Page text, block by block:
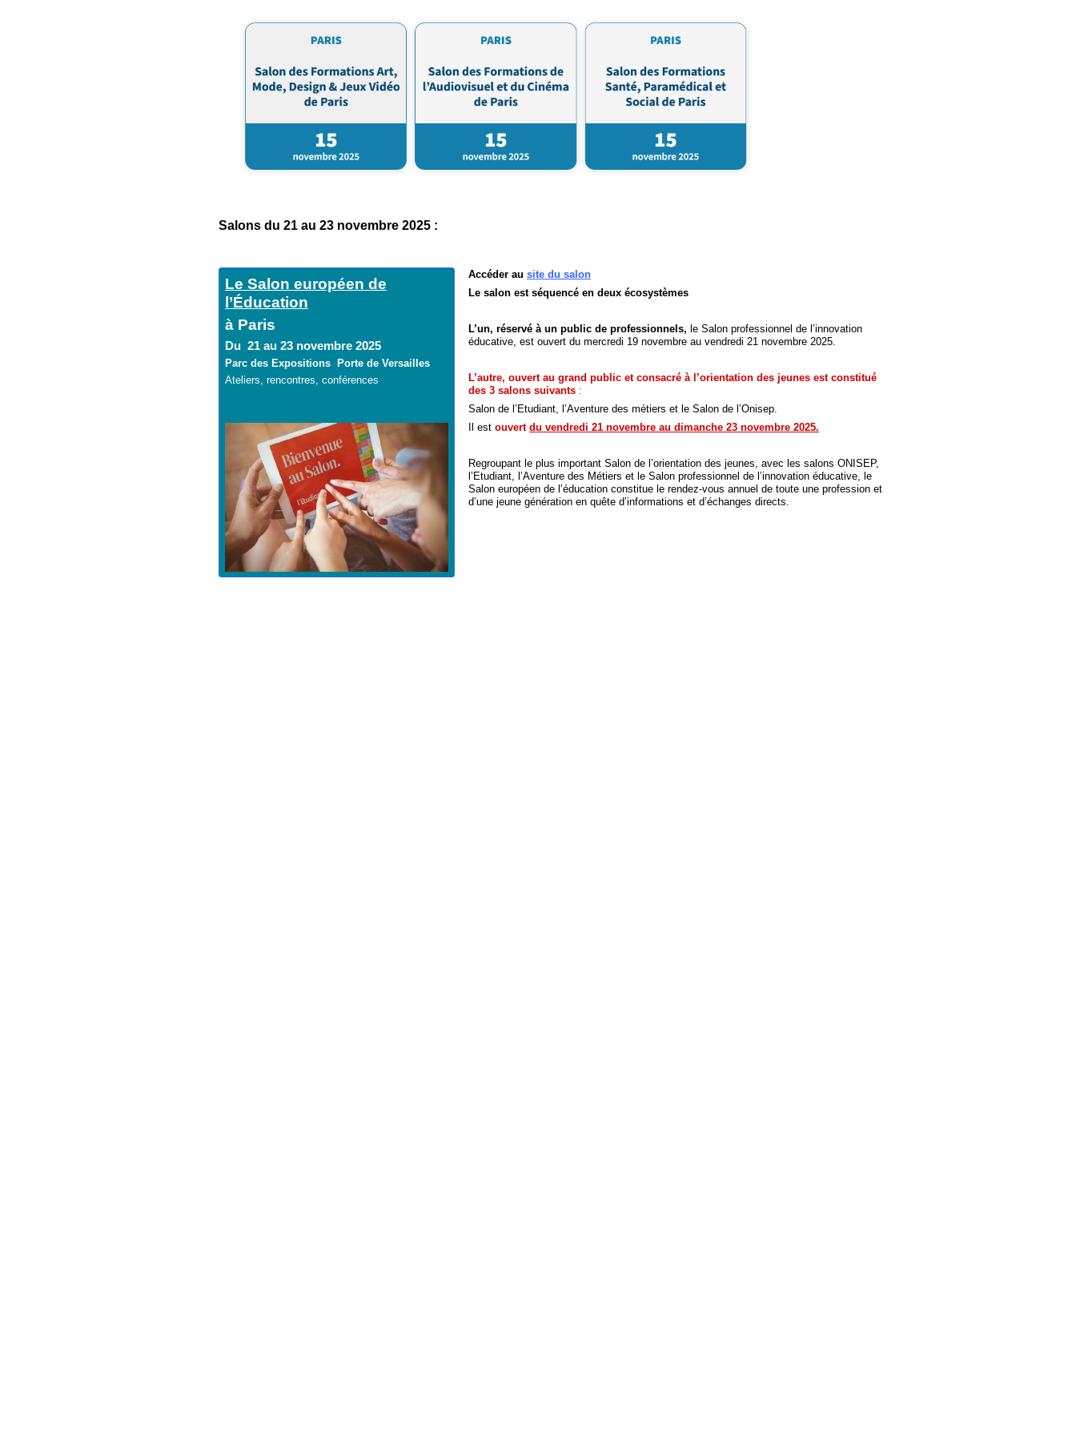
Le Salon européen de
l’Éducation
à Paris
Du 21 au 23 novembre 2025
Parc des Expositions Porte de Versailles
Ateliers, rencontres, conférences
Accéder au site du salon
Le salon est séquencé en deux écosystèmes
L’un, réservé à un public de professionnels, le Salon professionnel de l’innovation
éducative, est ouvert du mercredi 19 novembre au vendredi 21 novembre 2025.
L’autre, ouvert au grand public et consacré à l’orientation des jeunes est constitué
des 3 salons suivants :
Salon de l’Etudiant, l’Aventure des métiers et le Salon de l’Onisep.
Il est ouvert du vendredi 21 novembre au dimanche 23 novembre 2025.
Regroupant le plus important Salon de l’orientation des jeunes, avec les salons ONISEP,
l’Etudiant, l’Aventure des Métiers et le Salon professionnel de l’innovation éducative, le
Salon européen de l’éducation constitue le rendez-vous annuel de toute une profession et
d’une jeune génération en quête d’informations et d’échanges directs.
Salons du 21 au 23 novembre 2025 :